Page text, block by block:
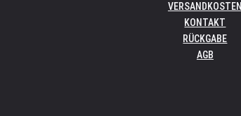
VERSANDKOSTEN
KONTAKT
RÜCKGABE
AGB